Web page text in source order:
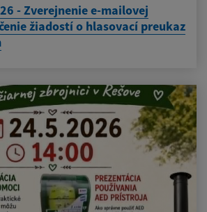
- Zverejnenie e-mailovej
žiadostí o hlasovací preukaz